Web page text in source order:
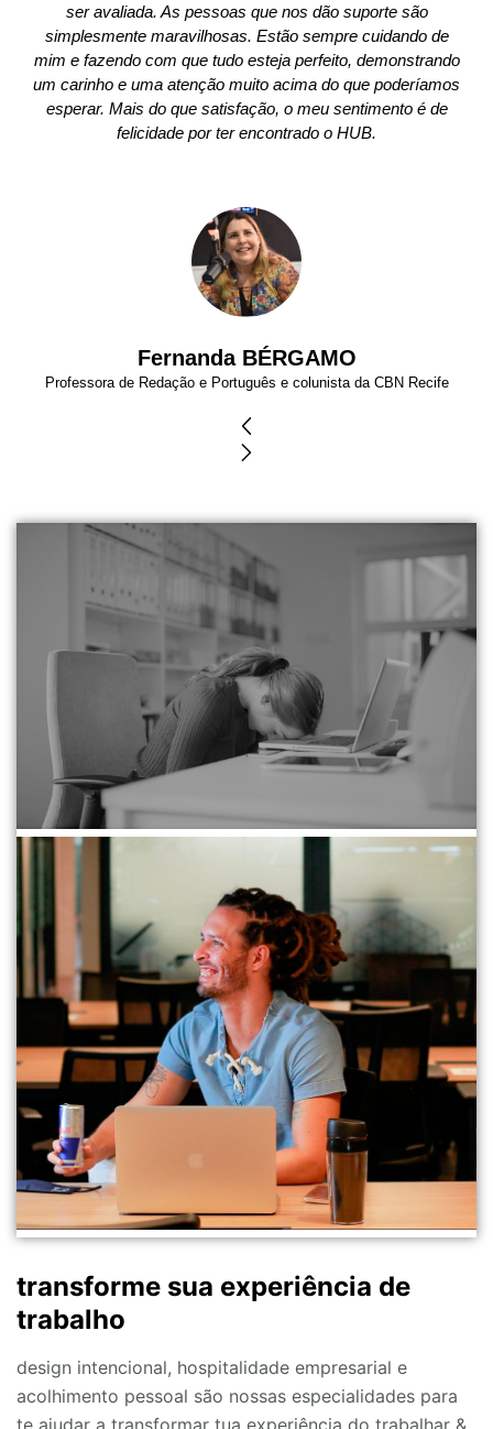
Fernanda BÉRGAMO
Professora de Redação e Português e colunista da CBN Recife
ser avaliada. As pessoas que nos dão suporte são
simplesmente maravilhosas. Estão sempre cuidando de
mim e fazendo com que tudo esteja perfeito, demonstrando
um carinho e uma atenção muito acima do que poderíamos
esperar. Mais do que satisfação, o meu sentimento é de
felicidade por ter encontrado o HUB.
transforme sua experiência de
trabalho
design intencional, hospitalidade empresarial e
acolhimento pessoal são nossas especialidades para